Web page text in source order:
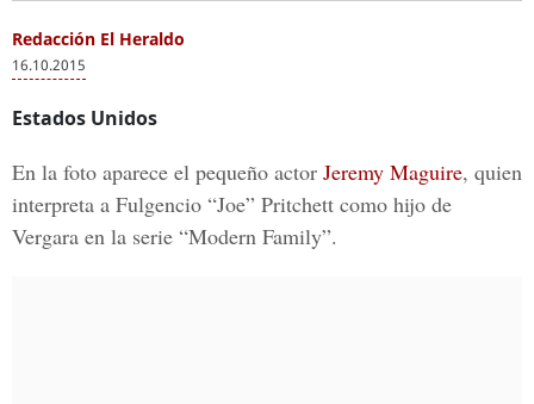
Redacción El Heraldo
16.10.2015
Estados Unidos
En la foto aparece el pequeño actor Jeremy Maguire, quien
interpreta a Fulgencio “Joe” Pritchett como hijo de
Vergara en la serie “Modern Family”.